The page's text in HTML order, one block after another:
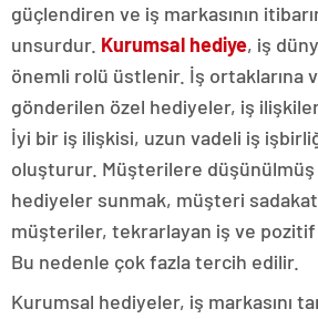
güçlendiren ve iş markasının
unsurdur. Kurumsal hediye, iş
önemli rolü üstlenir. İş ortaklarına
gönderilen özel hediyeler, iş
İyi bir iş ilişkisi, uzun vadeli iş
oluşturur. Müşterilere
hediyeler sunmak, müşteri
müşteriler, tekrarlayan iş ve
Bu nedenle çok fazla tercih edilir.
Kurumsal hediyeler, iş markasını